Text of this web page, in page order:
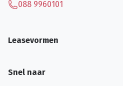
088 9960101
Leasevormen
Snel naar